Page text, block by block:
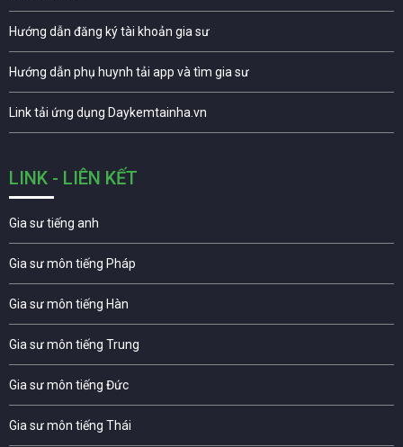
Hướng dẫn đăng ký tài khoản gia sư
Hướng dẫn phụ huynh tải app và tìm gia sư
Link tải ứng dụng Daykemtainha.vn
LINK - LIÊN KẾT
Gia sư tiếng anh
Gia sư môn tiếng Pháp
Gia sư môn tiếng Hàn
Gia sư môn tiếng Trung
Gia sư môn tiếng Đức
Gia sư môn tiếng Thái